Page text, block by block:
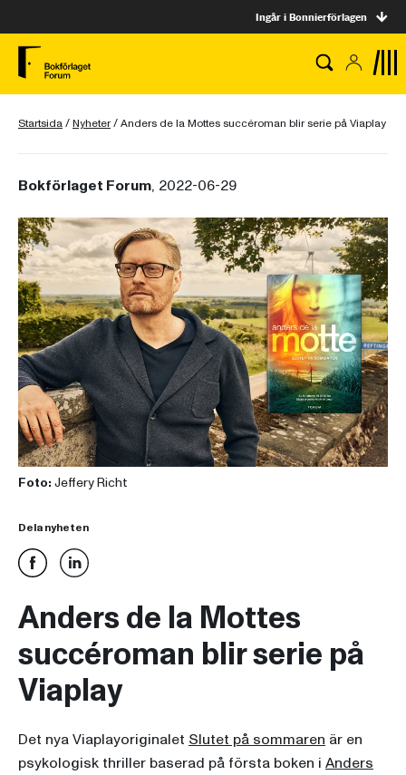
Ingår i Bonnierförlagen
Startsida/Nyheter/Anders de la Mottes succéroman blir serie på Viaplay
Bokförlaget Forum, 2022-06-29
Foto: Jeffery Richt
Dela nyheten
Anders de la Mottes
succéroman blir serie på
Viaplay
Det nya Viaplayoriginalet Slutet på sommaren är en
psykologisk thriller baserad på första boken i Anders